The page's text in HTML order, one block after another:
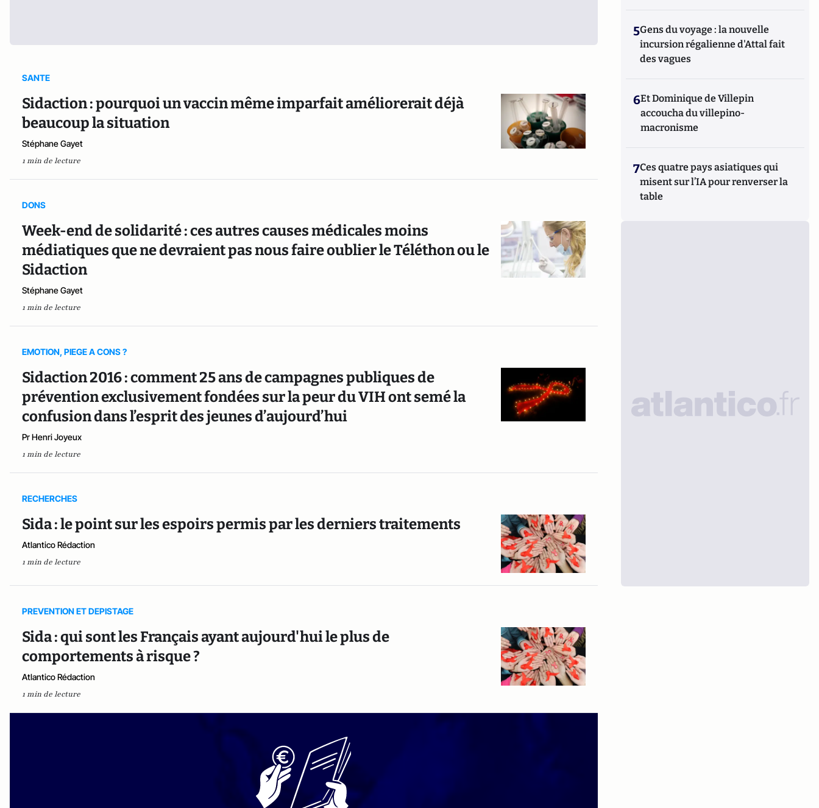
SANTE
Sidaction : pourquoi un vaccin même imparfait améliorerait déjà
beaucoup la situation
Stéphane Gayet
1 min de lecture
DONS
Week-end de solidarité : ces autres causes médicales moins
médiatiques que ne devraient pas nous faire oublier le Téléthon ou le
Sidaction
Stéphane Gayet
1 min de lecture
EMOTION, PIEGE A CONS ?
Sidaction 2016 : comment 25 ans de campagnes publiques de
prévention exclusivement fondées sur la peur du VIH ont semé la
confusion dans l’esprit des jeunes d’aujourd’hui
Pr Henri Joyeux
1 min de lecture
RECHERCHES
Sida : le point sur les espoirs permis par les derniers traitements
Atlantico Rédaction
1 min de lecture
PREVENTION ET DEPISTAGE
Sida : qui sont les Français ayant aujourd'hui le plus de
comportements à risque ?
Atlantico Rédaction
1 min de lecture
5Gens du voyage : la nouvelle
incursion régalienne d'Attal fait
des vagues
6Et Dominique de Villepin
accoucha du villepino-
macronisme
7Ces quatre pays asiatiques qui
misent sur l’IA pour renverser la
table